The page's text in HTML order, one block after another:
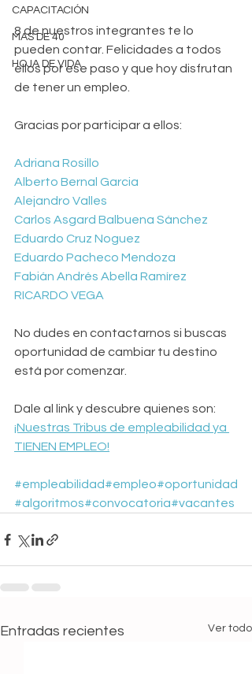
CAPACITACIÓN
MAS DE 40
HOJA DE VIDA
8 de nuestros integrantes te lo
pueden contar. Felicidades a todos
ellos por ese paso y que hoy disfrutan
de tener un empleo.
Gracias por participar a ellos:
Adriana Rosillo
Alberto Bernal Garcia
Alejandro Valles
Carlos Asgard Balbuena Sánchez
Eduardo Cruz Noguez
Eduardo Pacheco Mendoza
Fabián Andrés Abella Ramírez
RICARDO VEGA
No dudes en contactarnos si buscas
oportunidad de cambiar tu destino
está por comenzar.
Dale al link y descubre quienes son:
¡Nuestras Tribus de empleabilidad ya
TIENEN EMPLEO!
#empleabilidad#empleo#oportunidad
#algoritmos#convocatoria#vacantes
Entradas recientes Ver todo